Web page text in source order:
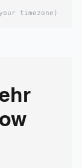
timezone)